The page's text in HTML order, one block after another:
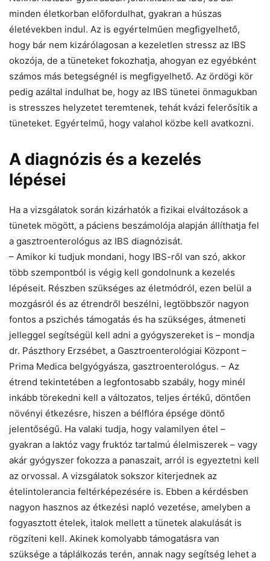
minden életkorban előfordulhat, gyakran a húszas
életévekben indul. Az is egyértelműen megfigyelhető,
hogy bár nem kizárólagosan a kezeletlen stressz az IBS
okozója, de a tüneteket fokozhatja, ahogyan ez egyébként
számos más betegségnél is megfigyelhető. Az ördögi kör
pedig azáltal indulhat be, hogy az IBS tünetei önmagukban
is stresszes helyzetet teremtenek, tehát kvázi felerősítik a
tüneteket. Egyértelmű, hogy valahol közbe kell avatkozni.
A diagnózis és a kezelés
lépései
Ha a vizsgálatok során kizárhatók a fizikai elváltozások a
tünetek mögött, a páciens beszámolója alapján állíthatja fel
a gasztroenterológus az IBS diagnózisát.
– Amikor ki tudjuk mondani, hogy IBS-ről van szó, akkor
több szempontból is végig kell gondolnunk a kezelés
lépéseit. Részben szükséges az életmódról, ezen belül a
mozgásról és az étrendről beszélni, legtöbbször nagyon
fontos a pszichés támogatás és ha szükséges, átmeneti
jelleggel segítségül kell adni a gyógyszereket is – mondja
dr. Pászthory Erzsébet, a Gasztroenterológiai Központ –
Prima Medica belgyógyásza, gasztroenterológus. – Az
étrend tekintetében a legfontosabb szabály, hogy minél
inkább törekedni kell a változatos, teljes értékű, döntően
növényi étkezésre, hiszen a bélflóra épsége döntő
jelentőségű. Ha valaki tudja, hogy valamilyen étel –
gyakran a laktóz vagy fruktóz tartalmú élelmiszerek – vagy
akár gyógyszer fokozza a panaszait, arról is egyeztetni kell
az orvossal. A vizsgálatok sokszor kiterjednek az
ételintolerancia feltérképezésére is. Ebben a kérdésben
nagyon hasznos az étkezési napló vezetése, amelyben a
fogyasztott ételek, italok mellett a tünetek alakulását is
rögzíteni kell. Akinek komolyabb támogatásra van
szüksége a táplálkozás terén, annak nagy segítség lehet a